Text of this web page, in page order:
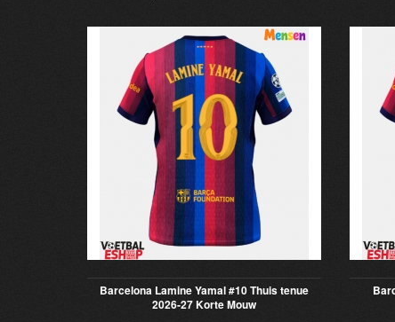
Barcelona Lamine Yamal #10 Thuis tenue
2026-27 Korte Mouw